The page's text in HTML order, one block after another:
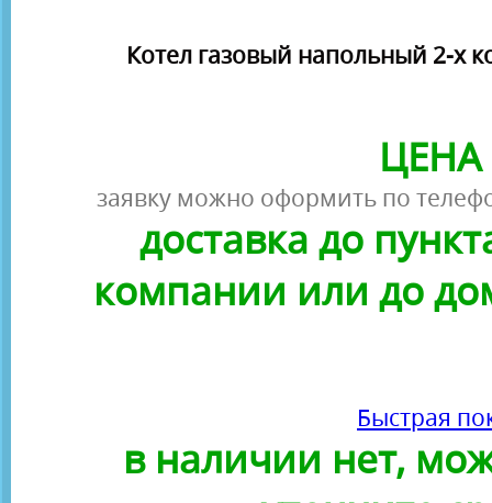
Котел газовый напольный 2-х
ЦЕНА
заявку можно оформить по
доставка до
компании или до
Быстрая
в наличии нет,